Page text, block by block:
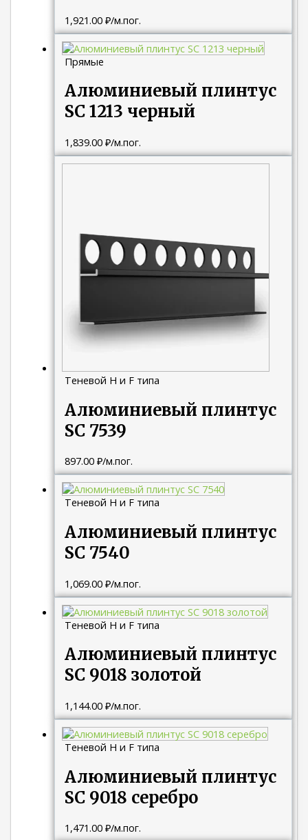
1,921.00₽/м.пог.
Прямые
Алюминиевый плинтус
SC 1213 черный
1,839.00₽/м.пог.
Теневой H и F типа
Алюминиевый плинтус
SC 7539
897.00₽/м.пог.
Теневой H и F типа
Алюминиевый плинтус
SC 7540
1,069.00₽/м.пог.
Теневой H и F типа
Алюминиевый плинтус
SC 9018 золотой
1,144.00₽/м.пог.
Теневой H и F типа
Алюминиевый плинтус
SC 9018 серебро
1,471.00₽/м.пог.